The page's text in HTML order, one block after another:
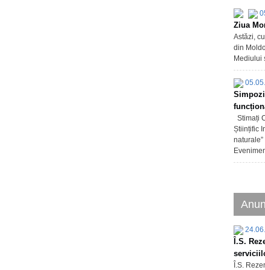
Ziua
Astăzi,
din
Mediului
Stimați
Științific
Î.S.
Î.S.